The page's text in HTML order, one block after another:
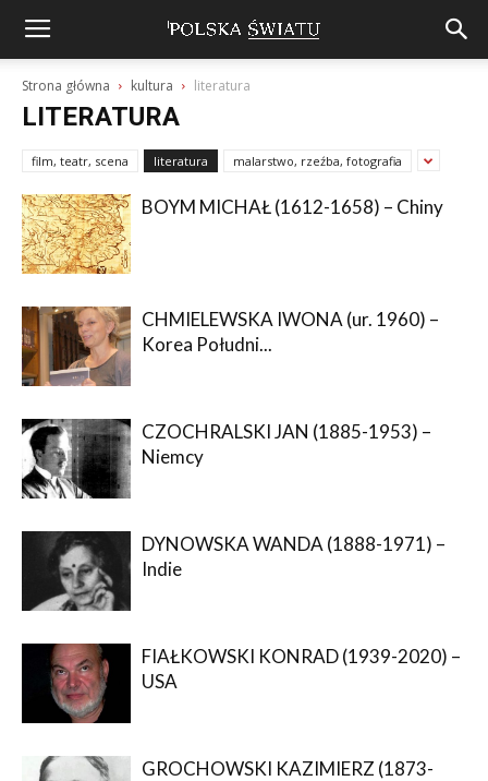
Strona główna kultura literatura
LITERATURA
film, teatr, scena literatura malarstwo, rzeźba, fotografia
BOYM MICHAŁ (1612-1658) – Chiny
CHMIELEWSKA IWONA (ur. 1960) –
Korea Południ...
CZOCHRALSKI JAN (1885-1953) –
Niemcy
DYNOWSKA WANDA (1888-1971) –
Indie
FIAŁKOWSKI KONRAD (1939-2020) –
USA
GROCHOWSKI KAZIMIERZ (1873-